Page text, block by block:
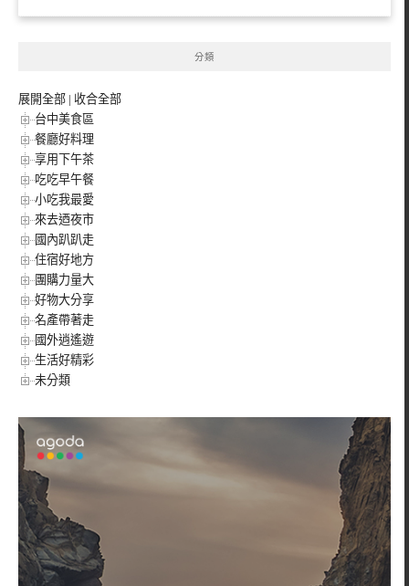
分類
展開全部 | 收合全部
台中美食區
餐廳好料理
享用下午茶
吃吃早午餐
小吃我最愛
來去迺夜市
國內趴趴走
住宿好地方
團購力量大
好物大分享
名產帶著走
國外逍遙遊
生活好精彩
未分類